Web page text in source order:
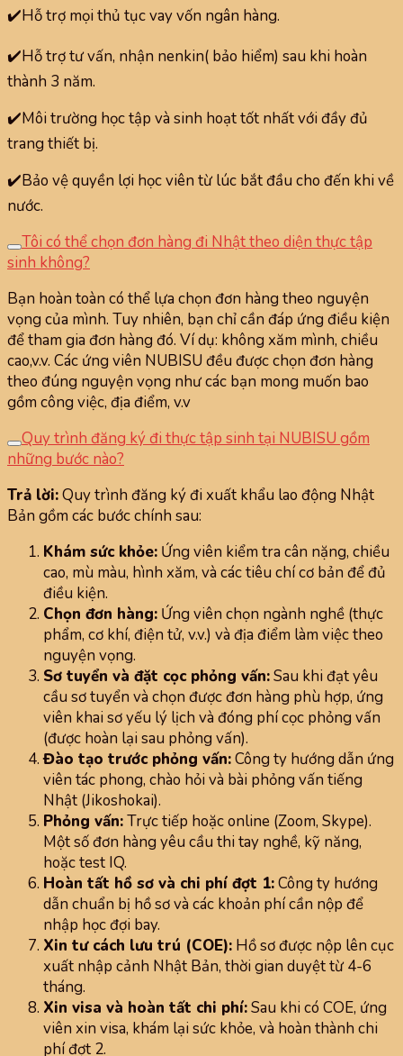
✔️Hỗ trợ mọi thủ tục vay vốn ngân hàng.
✔️Hỗ trợ tư vấn, nhận nenkin( bảo hiểm) sau khi hoàn
thành 3 năm.
✔️Môi trường học tập và sinh hoạt tốt nhất với đầy đủ
trang thiết bị.
✔️Bảo vệ quyền lợi học viên từ lúc bắt đầu cho đến khi về
nước.
Tôi có thể chọn đơn hàng đi Nhật theo diện thực tập
sinh không?
Bạn hoàn toàn có thể lựa chọn đơn hàng theo nguyện
vọng của mình. Tuy nhiên, bạn chỉ cần đáp ứng điều kiện
để tham gia đơn hàng đó. Ví dụ: không xăm mình, chiều
cao,v.v. Các ứng viên NUBISU đều được chọn đơn hàng
theo đúng nguyện vọng như các bạn mong muốn bao
gồm công việc, địa điểm, v.v
Quy trình đăng ký đi thực tập sinh tại NUBISU gồm
những bước nào?
Trả lời:Quy trình đăng ký đi xuất khẩu lao động Nhật
Bản gồm các bước chính sau:
Khám sức khỏe: Ứng viên kiểm tra cân nặng, chiều
cao, mù màu, hình xăm, và các tiêu chí cơ bản để đủ
điều kiện.
Chọn đơn hàng: Ứng viên chọn ngành nghề (thực
phẩm, cơ khí, điện tử, v.v.) và địa điểm làm việc theo
nguyện vọng.
Sơ tuyển và đặt cọc phỏng vấn:Sau khi đạt yêu
cầu sơ tuyển và chọn được đơn hàng phù hợp, ứng
viên khai sơ yếu lý lịch và đóng phí cọc phỏng vấn
(được hoàn lại sau phỏng vấn).
Đào tạo trước phỏng vấn:Công ty hướng dẫn ứng
viên tác phong, chào hỏi và bài phỏng vấn tiếng
Nhật (Jikoshokai).
Phỏng vấn:Trực tiếp hoặc online (Zoom, Skype).
Một số đơn hàng yêu cầu thi tay nghề, kỹ năng,
hoặc test IQ.
Hoàn tất hồ sơ và chi phí đợt 1:Công ty hướng
dẫn chuẩn bị hồ sơ và các khoản phí cần nộp để
nhập học đợi bay.
Xin tư cách lưu trú (COE): Hồ sơ được nộp lên cục
xuất nhập cảnh Nhật Bản, thời gian duyệt từ 4-6
tháng.
Xin visa và hoàn tất chi phí:Sau khi có COE, ứng
viên xin visa, khám lại sức khỏe, và hoàn thành chi
phí đợt 2.